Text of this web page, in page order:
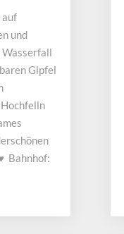
auf
und
Wasserfall
Gipfel
Bahnhof: